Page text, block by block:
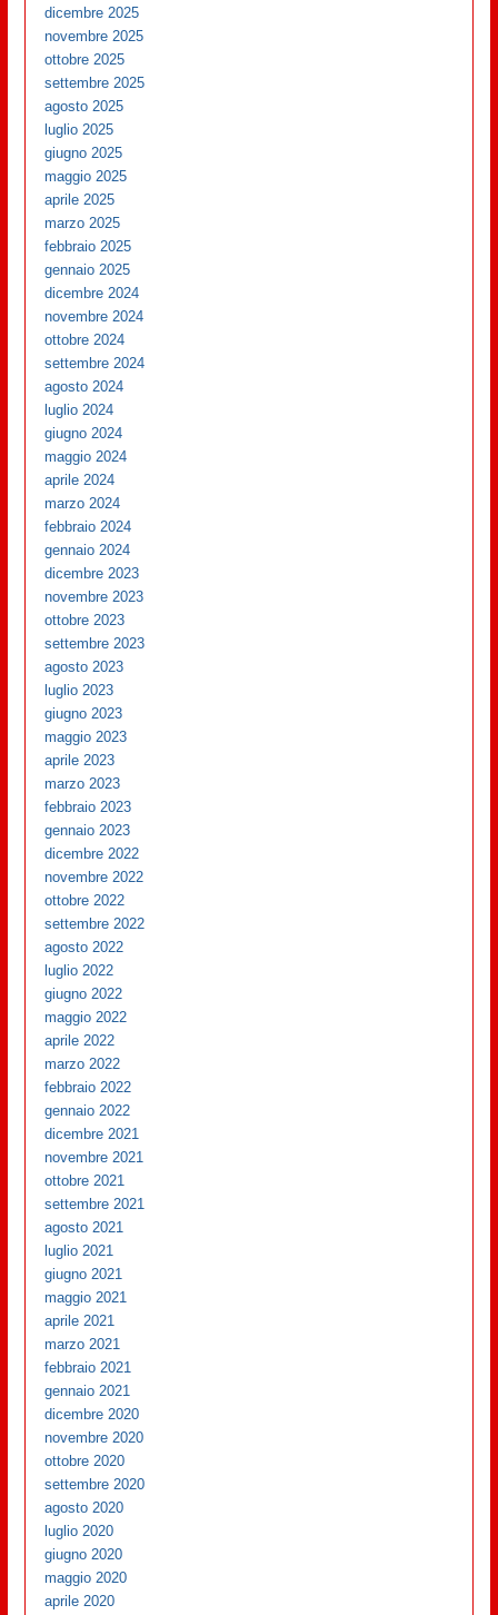
dicembre 2025
novembre 2025
ottobre 2025
settembre 2025
agosto 2025
luglio 2025
giugno 2025
maggio 2025
aprile 2025
marzo 2025
febbraio 2025
gennaio 2025
dicembre 2024
novembre 2024
ottobre 2024
settembre 2024
agosto 2024
luglio 2024
giugno 2024
maggio 2024
aprile 2024
marzo 2024
febbraio 2024
gennaio 2024
dicembre 2023
novembre 2023
ottobre 2023
settembre 2023
agosto 2023
luglio 2023
giugno 2023
maggio 2023
aprile 2023
marzo 2023
febbraio 2023
gennaio 2023
dicembre 2022
novembre 2022
ottobre 2022
settembre 2022
agosto 2022
luglio 2022
giugno 2022
maggio 2022
aprile 2022
marzo 2022
febbraio 2022
gennaio 2022
dicembre 2021
novembre 2021
ottobre 2021
settembre 2021
agosto 2021
luglio 2021
giugno 2021
maggio 2021
aprile 2021
marzo 2021
febbraio 2021
gennaio 2021
dicembre 2020
novembre 2020
ottobre 2020
settembre 2020
agosto 2020
luglio 2020
giugno 2020
maggio 2020
aprile 2020